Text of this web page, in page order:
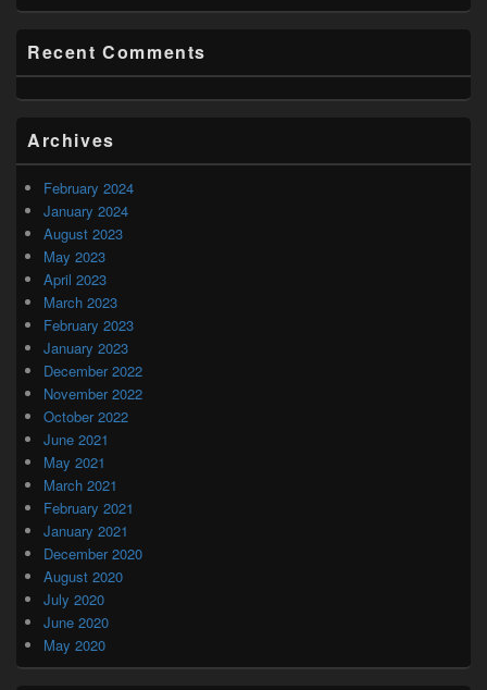
Recent Comments
Archives
February 2024
January 2024
August 2023
May 2023
April 2023
March 2023
February 2023
January 2023
December 2022
November 2022
October 2022
June 2021
May 2021
March 2021
February 2021
January 2021
December 2020
August 2020
July 2020
June 2020
May 2020